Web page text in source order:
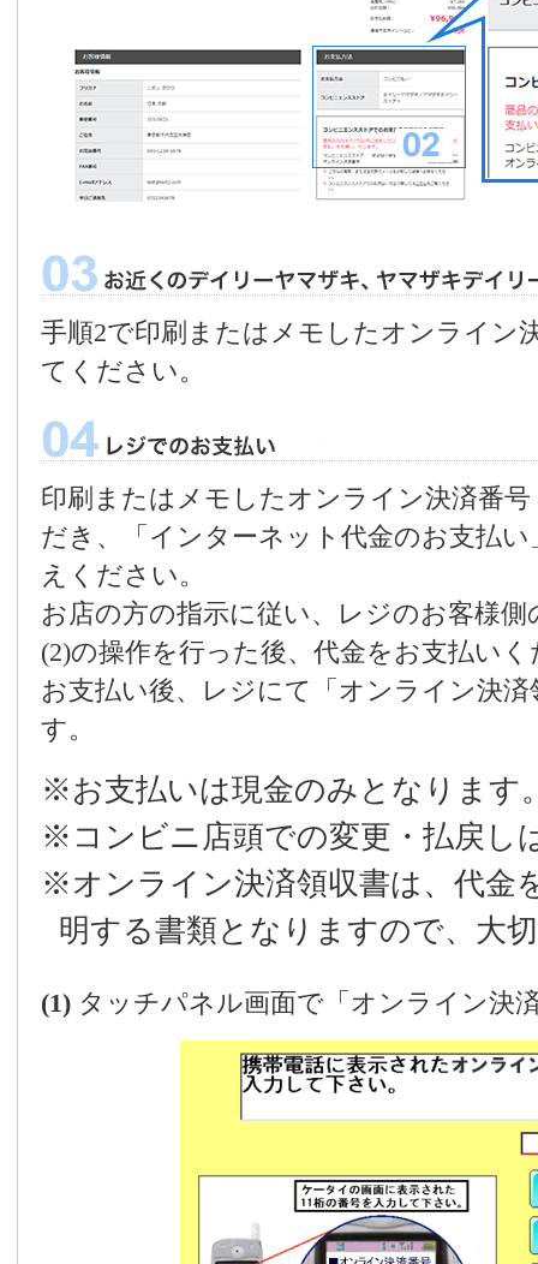
手順2で印刷またはメモしたオンライン
てください。
印刷またはメモしたオンライン決済番
だき、「インターネット代金のお支払
えください。
お店の方の指示に従い、レジのお客様
(2)の操作を行った後、代金をお支払い
お支払い後、レジにて「オンライン決
す。
※お支払いは現金のみとなります
※コンビニ店頭での変更・払戻し
※オンライン決済領収書は、代金
明する書類となりますので、大
(1) タッチパネル画面で「オンライン決